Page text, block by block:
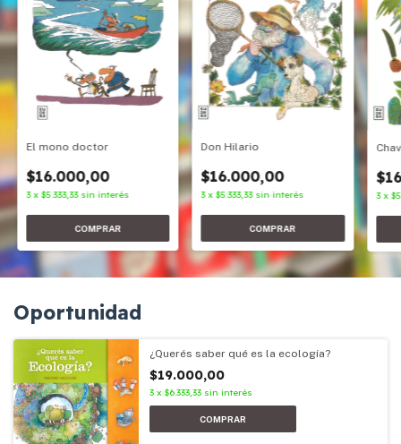
El mono doctor
$16.000,00
3 x $5.333,33 sin interés
Don Hilario
$16.000,00
3 x$5.333,33 sin interés 3 x
Oportunidad
¿Querés saber qué es la ecología?
$19.000,00
3 x $6.333,33 sin interés